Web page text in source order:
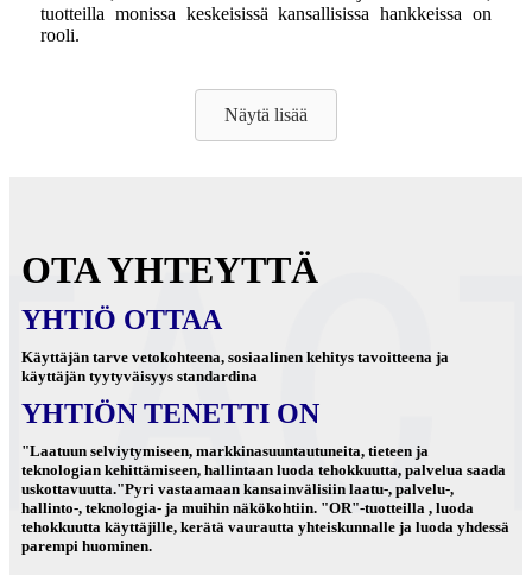
tuotteilla monissa keskeisissä kansallisissa hankkeissa on
rooli.
Näytä lisää
OTA YHTEYTTÄ
YHTIÖ OTTAA
Käyttäjän tarve vetokohteena, sosiaalinen kehitys tavoitteena ja
käyttäjän tyytyväisyys standardina
YHTIÖN TENETTI ON
"Laatuun selviytymiseen, markkinasuuntautuneita, tieteen ja
teknologian kehittämiseen, hallintaan luoda tehokkuutta, palvelua saada
uskottavuutta."Pyri vastaamaan kansainvälisiin laatu-, palvelu-,
hallinto-, teknologia- ja muihin näkökohtiin. "OR"-tuotteilla , luoda
tehokkuutta käyttäjille, kerätä vaurautta yhteiskunnalle ja luoda yhdessä
parempi huominen.